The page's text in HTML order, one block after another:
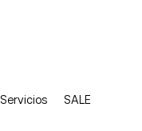
Servicios SALE